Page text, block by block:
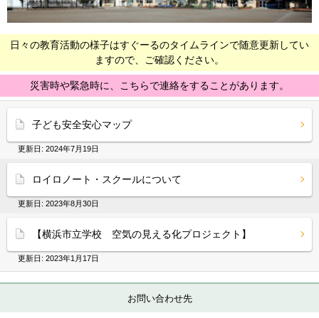
日々の教育活動の様子はすぐーるのタイムラインで随意更新してい
ますので、ご確認ください。
災害時や緊急時に、こちらで連絡をすることがあります。
子ども安全安心マップ
更新日: 2024年7月19日
ロイロノート・スクールについて
更新日: 2023年8月30日
【横浜市立学校 空気の見える化プロジェクト】
更新日: 2023年1月17日
お問い合わせ先